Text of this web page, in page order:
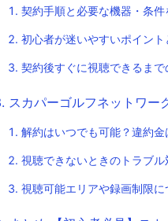
契約手順と必要な機器・条件
初心者が迷いやすいポイント
契約後すぐに視聴できるまで
スカパーゴルフネットワー
解約はいつでも可能？違約金
視聴できないときのトラブル
視聴可能エリアや録画制限に